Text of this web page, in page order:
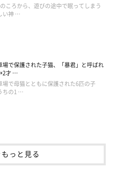
ころから、遊びの途中で眠ってしまう
い神 …
場で保護された子猫、「暴君」と呼ばれ
才 …
場で母猫とともに保護された6匹の子
ちの1 …
っと見る